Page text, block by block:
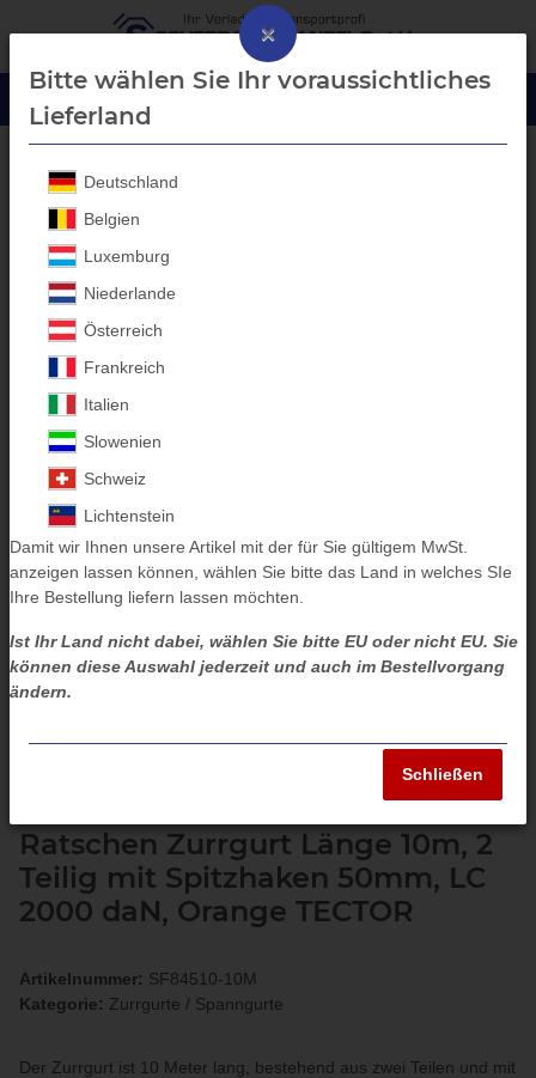
Zurrgurte / Spanngurte
Ratschen Zurrgurt Länge 10m, 2
Teilig mit Spitzhaken 50mm, LC
2000 daN, Orange TECTOR
Artikelnummer: SF84510-10M
Kategorie: Zurrgurte / Spanngurte
Der Zurrgurt ist 10 Meter lang, bestehend aus zwei Teilen und mit
×
Bitte wählen Sie Ihr voraussichtliches
Lieferland
Deutschland
Belgien
Luxemburg
Niederlande
Österreich
Frankreich
Italien
Slowenien
Schweiz
Lichtenstein
Damit wir Ihnen unsere Artikel mit der für Sie gültigem MwSt.
anzeigen lassen können, wählen Sie bitte das Land in welches SIe
Ihre Bestellung liefern lassen möchten.
Ist Ihr Land nicht dabei, wählen Sie bitte EU oder nicht EU. Sie
können diese Auswahl jederzeit und auch im Bestellvorgang
ändern.
Schließen